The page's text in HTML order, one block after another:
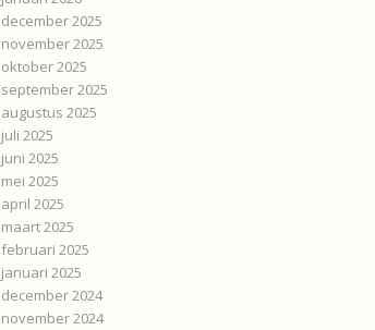
december 2025
november 2025
oktober 2025
september 2025
augustus 2025
juli 2025
juni 2025
mei 2025
april 2025
maart 2025
februari 2025
januari 2025
december 2024
november 2024